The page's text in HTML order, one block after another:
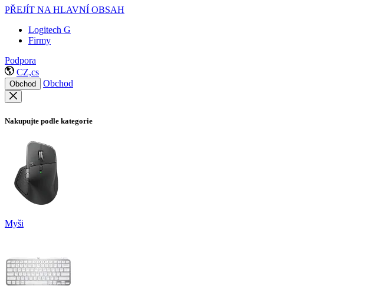
PŘEJÍT NA HLAVNÍ OBSAH
Logitech G
Firmy
Podpora
CZ,cs
Obchod Obchod
Nakupujte podle kategorie
Myši